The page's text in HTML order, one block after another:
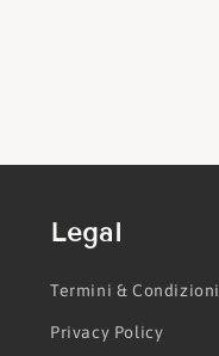
Legal
Termini & Condizioni
Privacy Policy